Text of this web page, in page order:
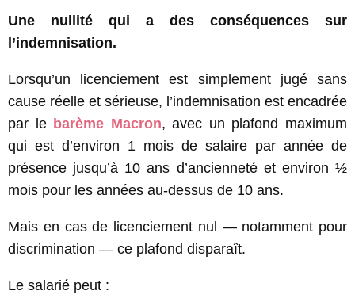
Une nullité qui a des conséquences sur
l’indemnisation.
Lorsqu’un licenciement est simplement jugé sans
cause réelle et sérieuse, l’indemnisation est encadrée
par le barème Macron, avec un plafond maximum
qui est d’environ 1 mois de salaire par année de
présence jusqu’à 10 ans d’ancienneté et environ ½
mois pour les années au-dessus de 10 ans.
Mais en cas de licenciement nul — notamment pour
discrimination — ce plafond disparaît.
Le salarié peut :